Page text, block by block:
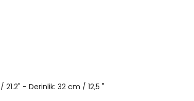
/ 21.2" - Derinlik: 32 cm / 12,5 "